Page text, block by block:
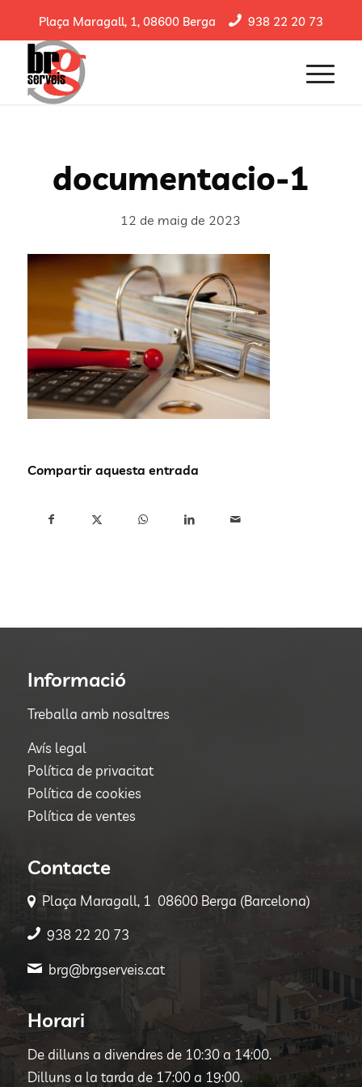
Plaça Maragall, 1, 08600 Berga 938 22 20 73
documentacio-1
12 de maig de 2023
Compartir aquesta entrada
Informació
Treballa amb nosaltres
Avís legal
Política de privacitat
Política de cookies
Política de ventes
Contacte
Plaça Maragall, 1 08600 Berga (Barcelona)
938 22 20 73
brg@brgserveis.cat
Horari
De dilluns a divendres de 10:30 a 14:00.
Dilluns a la tarda de 17:00 a 19:00.